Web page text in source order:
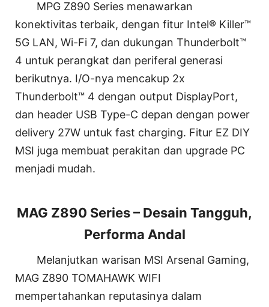
MPG Z890 Series menawarkan
konektivitas terbaik, dengan fitur Intel® Killer™
5G LAN, Wi-Fi 7, dan dukungan Thunderbolt™
4 untuk perangkat dan periferal generasi
berikutnya. I/O-nya mencakup 2x
Thunderbolt™ 4 dengan output DisplayPort,
dan header USB Type-C depan dengan power
delivery 27W untuk fast charging. Fitur EZ DIY
MSI juga membuat perakitan dan upgrade PC
menjadi mudah.
MAG Z890 Series – Desain Tangguh,
Performa Andal
Melanjutkan warisan MSI Arsenal Gaming,
MAG Z890 TOMAHAWK WIFI
mempertahankan reputasinya dalam